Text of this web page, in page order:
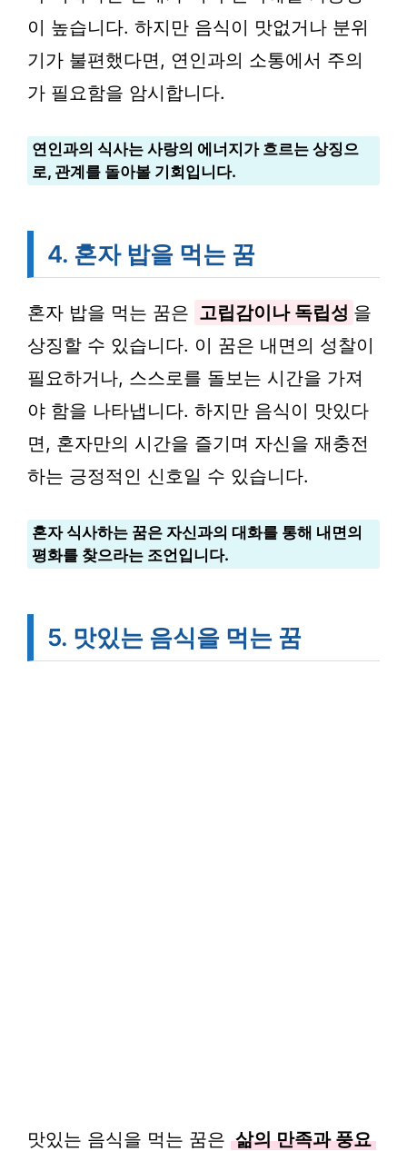
이 높습니다. 하지만 음식이 맛없거나 분위
기가 불편했다면, 연인과의 소통에서 주의
가 필요함을 암시합니다.
연인과의 식사는 사랑의 에너지가 흐르는 상징으
로, 관계를 돌아볼 기회입니다.
4. 혼자 밥을 먹는 꿈
혼자 밥을 먹는 꿈은 고립감이나 독립성 을
상징할 수 있습니다. 이 꿈은 내면의 성찰이
필요하거나, 스스로를 돌보는 시간을 가져
야 함을 나타냅니다. 하지만 음식이 맛있다
면, 혼자만의 시간을 즐기며 자신을 재충전
하는 긍정적인 신호일 수 있습니다.
혼자 식사하는 꿈은 자신과의 대화를 통해 내면의
평화를 찾으라는 조언입니다.
5. 맛있는 음식을 먹는 꿈
맛있는 음식을 먹는 꿈은 삶의 만족과 풍요